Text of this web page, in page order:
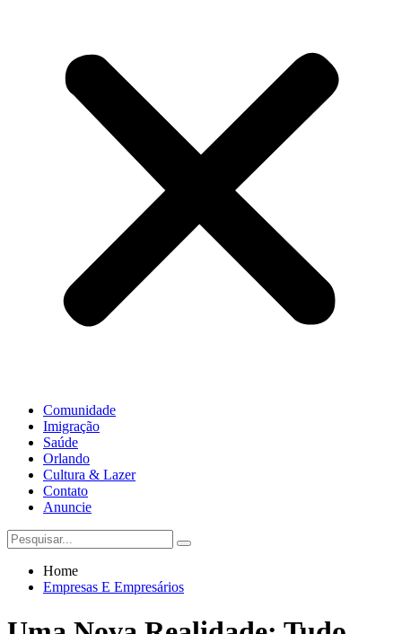
Comunidade
Imigração
Saúde
Orlando
Cultura & Lazer
Contato
Anuncie
Home
Empresas E Empresários